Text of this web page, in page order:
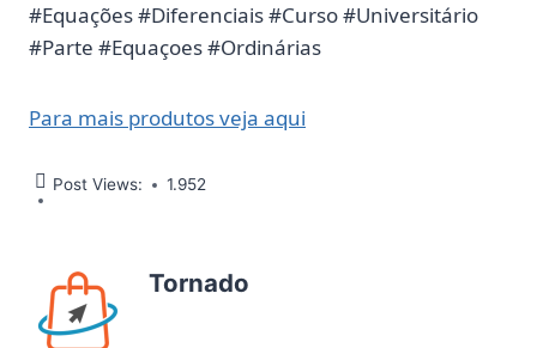
#Equações #Diferenciais #Curso #Universitário
#Parte #Equaçoes #Ordinárias
Para mais produtos veja aqui
Post Views: 1.952
Tornado